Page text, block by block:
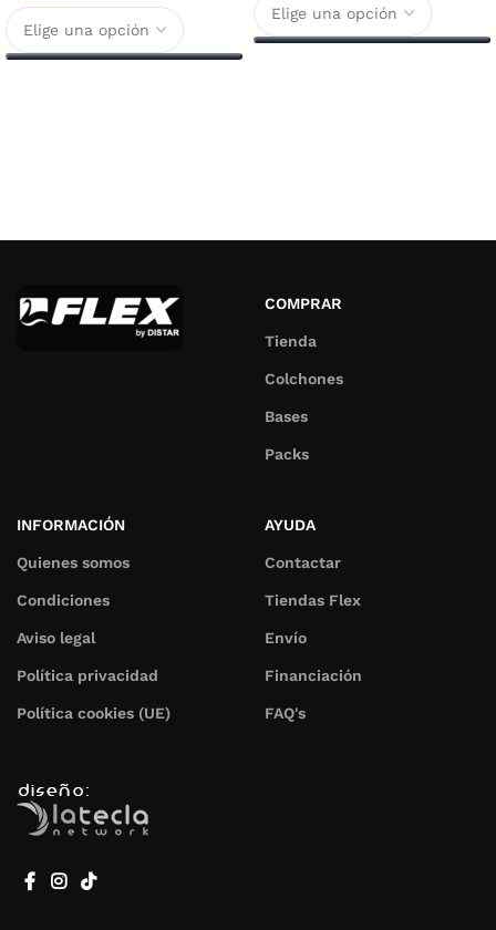
COMPRAR
Tienda
Colchones
Bases
Packs
INFORMACIÓN
Quienes somos
Condiciones
Aviso legal
Política privacidad
Política cookies (UE)
AYUDA
Contactar
Tiendas Flex
Envío
Financiación
FAQ's